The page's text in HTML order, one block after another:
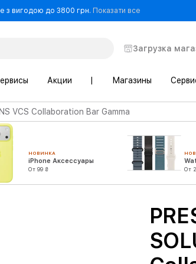
з вигодою до 3800 грн. Показати все- Оновіть
Загрузка
Акции Магазины
VCS Collaboration Bar Gamma
НОВИНКА
iPhone Аксессуары
От 99 ₴ От